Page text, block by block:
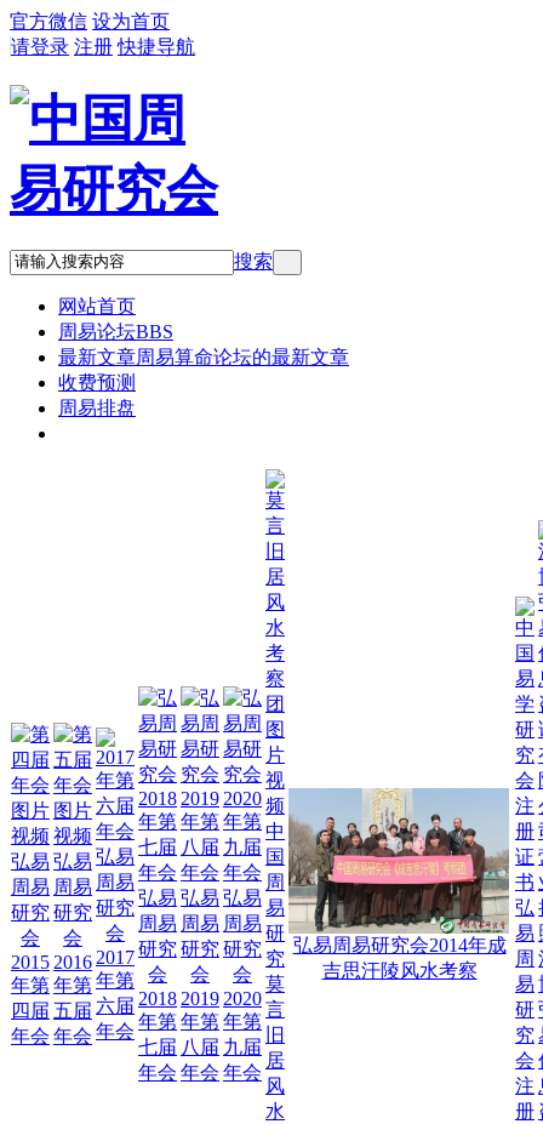
官方微信 设为首页
请登录 注册 快捷导航
搜索
网站首页
周易论坛BBS
最新文章周易算命论坛的最新文章
收费预测
周易排盘
弘易
周易
研究
会
2015
年第
四届
年会
弘易
周易
研究
会
2016
年第
五届
年会
弘易
周易
研究
会
2017
年第
六届
年会
弘易
周易
研究
会
2018
年第
七届
年会
弘易
周易
研究
会
2019
年第
八届
年会
弘易
周易
研究
会
2020
年第
九届
年会
中
国
周
易
研
究
莫
言
旧
居
风
水
弘易周易研究会2014年成
吉思汗陵风水考察
弘
易
周
易
研
究
会
注
册